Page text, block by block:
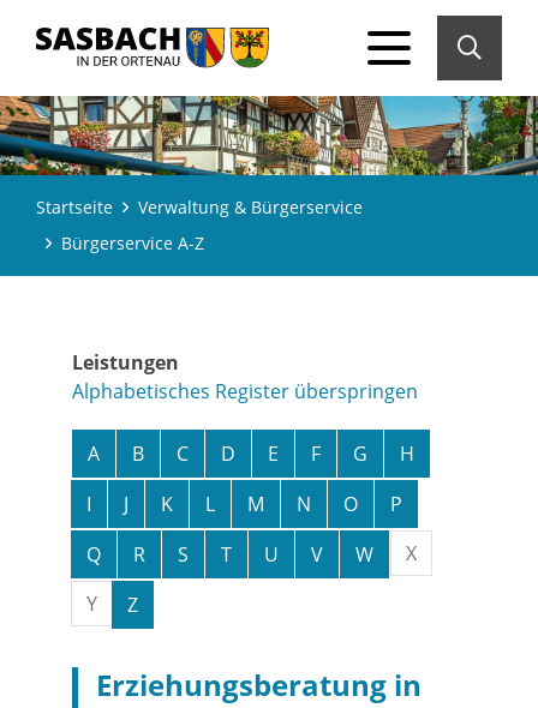
Startseite
Verwaltung & Bürgerservice
Bürgerservice A-Z
Leistungen
Alphabetisches Register überspringen
A B C D E F G
H
I
J K L M N O
P
Q
R S T U V W
X
Y
Z
Erziehungsberatung in